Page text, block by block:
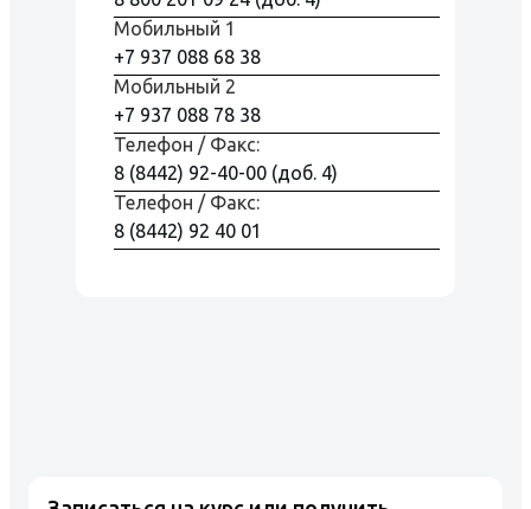
Мобильный 1
+7 937 088 68 38
Мобильный 2
+7 937 088 78 38
Телефон / Факс:
8 (8442) 92-40-00 (доб. 4)
Телефон / Факс:
8 (8442) 92 40 01